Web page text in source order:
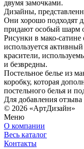
двумя замочками.
Дизайны,
Они хорошо подходят
придают особый шарм
Рисунки в мако-сатине
используется
красители,
и безвредны.
Постельное белье из
коробку, которая
постельного белья и
Для добавления отзыва
© 2026 «АртДизайн»
Меню
О компании
Весь каталог
Контакты